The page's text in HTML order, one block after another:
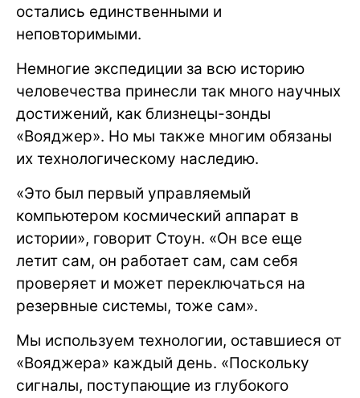
остались единственными и
неповторимыми.
Немногие экспедиции за всю историю
человечества принесли так много научных
достижений, как близнецы-зонды
«Вояджер». Но мы также многим обязаны
их технологическому наследию.
«Это был первый управляемый
компьютером космический аппарат в
истории», говорит Стоун. «Он все еще
летит сам, он работает сам, сам себя
проверяет и может переключаться на
резервные системы, тоже сам».
Мы используем технологии, оставшиеся от
«Вояджера» каждый день. «Поскольку
сигналы, поступающие из глубокого